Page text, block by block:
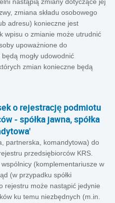
zmiana składu osobowego
adresu) konieczne jest
wpisu o zmianie może utrudnić
upoważnione do
mogły udowodnić
zmian konieczne będą
o rejestrację podmiotu
- spółka jawna, spółka
partnerska, komandytowa) do
przedsiębiorców KRS.
(komplementariusze w
(w przypadku spółki
rejestru może nastąpić jedynie
ku temu niezbędnych (m.in.